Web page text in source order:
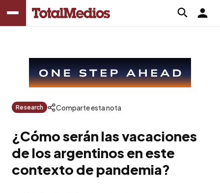
Research Comparte esta nota
¿Cómo serán las vacaciones
de los argentinos en este
contexto de pandemia?